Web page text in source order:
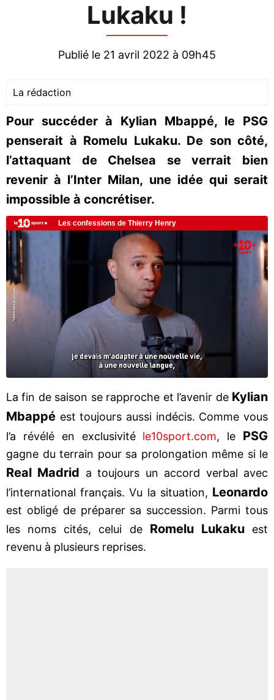
Lukaku !
Publié le 21 avril 2022 à 09h45
La rédaction
Pour succéder à Kylian Mbappé, le PSG
penserait à Romelu Lukaku. De son côté,
l’attaquant de Chelsea se verrait bien
revenir à l’Inter Milan, une idée qui serait
impossible à concrétiser.
La fin de saison se rapproche et l’avenir de Kylian
Mbappé est toujours aussi indécis. Comme vous
l’a révélé en exclusivité le10sport.com, le PSG
gagne du terrain pour sa prolongation même si le
Real Madrid a toujours un accord verbal avec
l’international français. Vu la situation, Leonardo
est obligé de préparer sa succession. Parmi tous
les noms cités, celui de Romelu Lukakuest
revenu à plusieurs reprises.